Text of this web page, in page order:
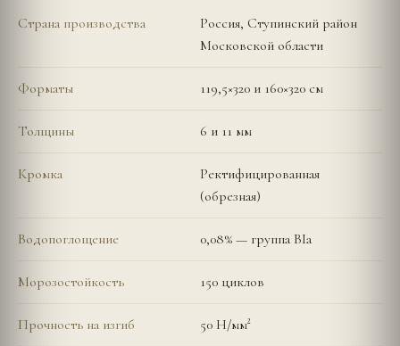
Страна производства
Россия, Ступинский район
Московской области
Форматы 119,5×320 и 160×320 см
Толщины 6 и 11 мм
Кромка
Ректифицированная
(обрезная)
Водопоглощение 0,08% — группа BIa
Морозостойкость 150 циклов
Прочность на изгиб 50 Н/мм²